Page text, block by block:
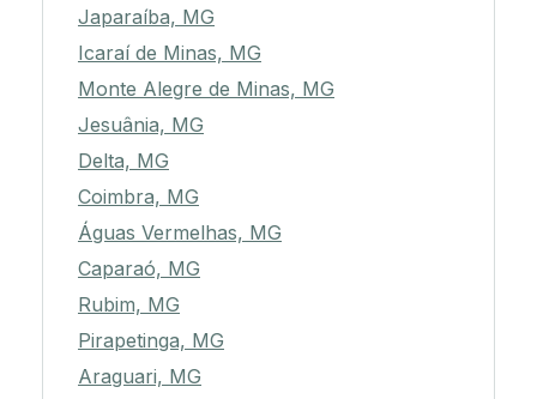
Japaraíba, MG
Icaraí de Minas, MG
Monte Alegre de Minas, MG
Jesuânia, MG
Delta, MG
Coimbra, MG
Águas Vermelhas, MG
Caparaó, MG
Rubim, MG
Pirapetinga, MG
Araguari, MG